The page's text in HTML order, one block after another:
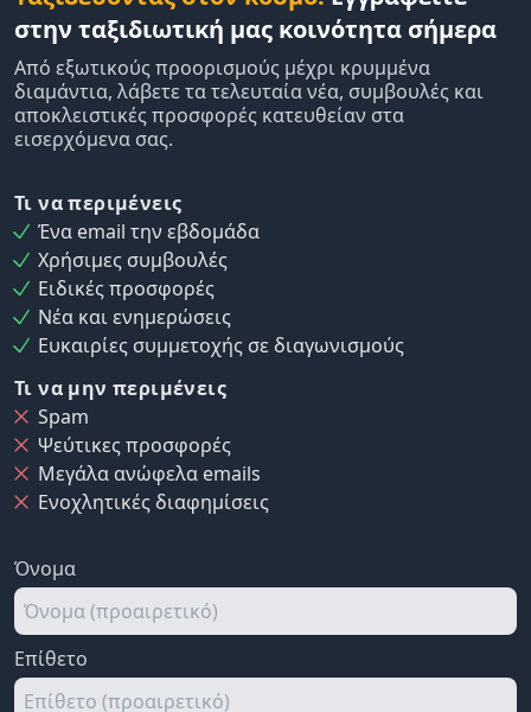
στην ταξιδιωτική μας κοινότητα σήμερα
Από εξωτικούς προορισμούς μέχρι κρυμμένα
διαμάντια, λάβετε τα τελευταία νέα, συμβουλές και
αποκλειστικές προσφορές κατευθείαν στα
εισερχόμενα σας.
Τι να περιμένεις
Ένα email την εβδομάδα
Χρήσιμες συμβουλές
Ειδικές προσφορές
Νέα και ενημερώσεις
Ευκαιρίες συμμετοχής σε διαγωνισμούς
Τι να μην περιμένεις
Spam
Ψεύτικες προσφορές
Μεγάλα ανώφελα emails
Ενοχλητικές διαφημίσεις
Όνομα
Επίθετο